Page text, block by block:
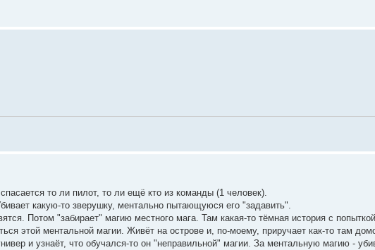
то ли пилот, то ли ещё кто из команды (1 человек).
какую-то зверушку, ментально пытающуюся его "задавить".
Потом "забирает" магию местного мага. Там какая-то тёмная история с
этой ментальной магии. Живёт на острове и, по-моему, приручает как-то там
и узнаёт, что обучался-то он "неправильной" магии. За ментальную магию -